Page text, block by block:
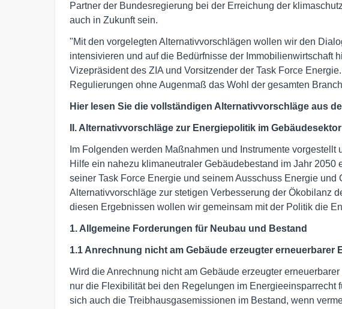
Partner der Bundesregierung bei der Erreichung der
auch in Zukunft sein.
"Mit den vorgelegten Alternativvorschlägen wollen wir den
intensivieren und auf die Bedürfnisse der Immobilienwirtschaft
Vizepräsident des ZIA und Vorsitzender der Task Force
Regulierungen ohne Augenmaß das Wohl der gesamten
Hier lesen Sie die vollständigen Alternativvorschläge aus
II. Alternativvorschläge zur Energiepolitik im Gebäudesektor
Im Folgenden werden Maßnahmen und Instrumente vorgestellt
Hilfe ein nahezu klimaneutraler Gebäudebestand im Jahr 2050
seiner Task Force Energie und seinem Ausschuss Energie und
Alternativvorschläge zur stetigen Verbesserung der Ökobilanz
diesen Ergebnissen wollen wir gemeinsam mit der Politik die
1. Allgemeine Forderungen für Neubau und Bestand
1.1 Anrechnung nicht am Gebäude erzeugter erneuerbarer
Wird die Anrechnung nicht am Gebäude erzeugter
nur die Flexibilität bei den Regelungen im Energieeinsparrecht
sich auch die Treibhausgasemissionen im Bestand, wenn